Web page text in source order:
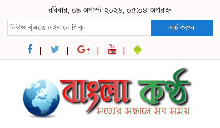
রবিবার, ০৯ অগাস্ট ২০২৬, ০৫:০৪ অপরাহ্ন
সার্চ করুন